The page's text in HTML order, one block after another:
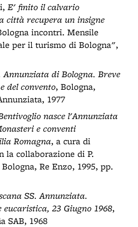
E' finito il calvario
città recupera un insigne
incontri. Mensile
per il turismo di Bologna",
Annunziata di Bologna. Breve
del convento, Bologna,
1977
nasce l'Annunziata
e conventi
Romagna, a cura di
la collaborazione di P.
Re Enzo, 1995, pp.
SS. Annunziata.
eucaristica, 23 Giugno 1968,
SAB, 1968